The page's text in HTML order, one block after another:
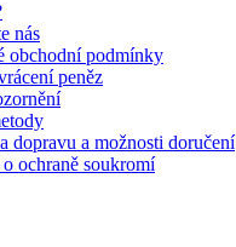
nás
obchodní podmínky
peněz
dopravu a možnosti doručení
ochraně soukromí